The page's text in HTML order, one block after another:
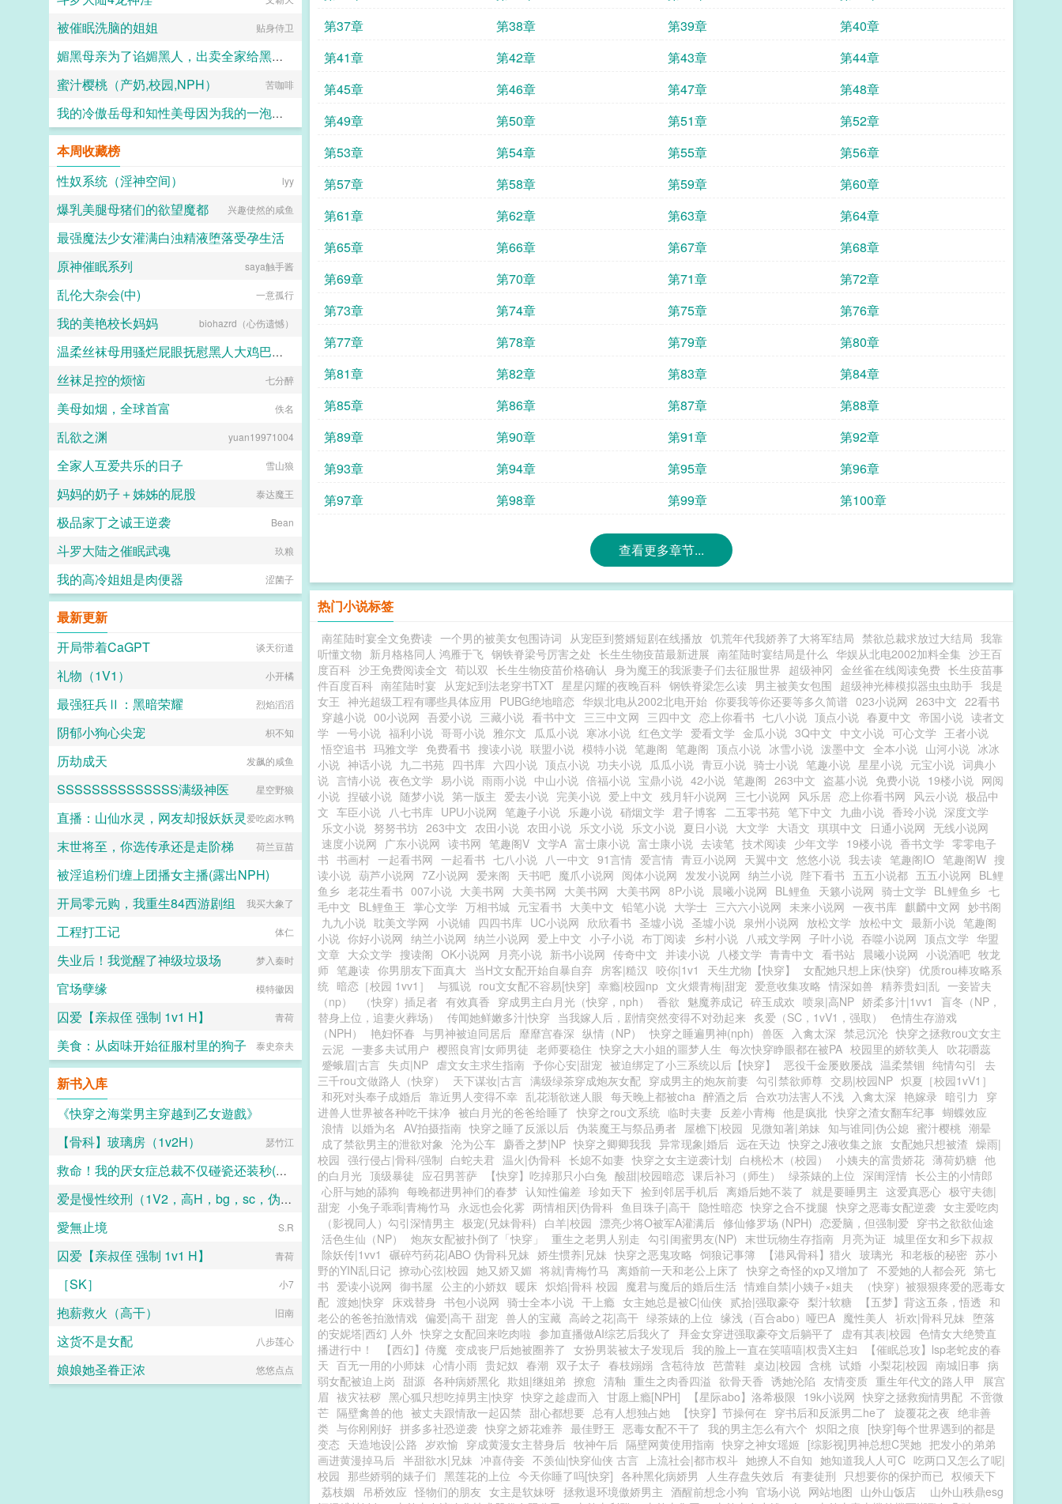
第37章
第38章 第39章
第40章
第41章
第42章 第43章
第44章
第45章
第46章 第47章
第48章
第49章
第50章 第51章
第52章
第53章
第54章 第55章
第56章
第57章
第58章 第59章
第60章
第61章
第62章 第63章
第64章
第65章
第66章 第67章
第68章
第69章
第70章 第71章
第72章
第73章
第74章 第75章
第76章
第77章
第78章 第79章
第80章
第81章
第82章 第83章
第84章
第85章
第86章 第87章
第88章
第89章
第90章 第91章
第92章
第93章
第94章 第95章
第96章
第97章
第98章 第99章 第100章
查看更多章节...
热门小说标签
南笙陆时宴全文免费读 一个男的被美女包围诗词 从宠臣到赘婿短剧在线播放 饥荒年代我娇养了大将军结局 禁欲总裁求放过大结局 我靠
听懂文物 新月格格同人 鸿雁于飞 钢铁脊梁号厉害之处 长生生物疫苗最新进展 南笙陆时宴结局是什么 华娱从北电2002加料全集 沙王百
度百科 沙王免费阅读全文 荀以双 长生生物疫苗价格确认 身为魔王的我派妻子们去征服世界 超级神冈 金丝雀在线阅读免费 长生疫苗事
件百度百科 南笙陆时宴 从宠妃到法老穿书TXT 星星闪耀的夜晚百科 钢铁脊梁怎么读 男主被美女包围 超级神光棒模拟器虫虫助手 我是
女王 神光超级工程有哪些具体应用 PUBG绝地暗恋 华娱北电从2002北电开始 你要我等你还要等多久简谱 023小说网 263中文 22看书
穿越小说 00小说网 吾爱小说 三藏小说 看书中文 三三中文网 三四中文 恋上你看书 七八小说 顶点小说 春夏中文 帝国小说 读者文
学 一号小说 福利小说 哥哥小说 雅尔文 瓜瓜小说 寒冰小说 红色文学 爱看文学 金瓜小说 3Q中文 中文小说 可心文学 王者小说
悟空追书 玛雅文学 免费看书 搜读小说 联盟小说 模特小说 笔趣阁 笔趣阁 顶点小说 冰雪小说 泼墨中文 全本小说 山河小说 冰冰
小说 神话小说 九二书苑 四书库 六四小说 顶点小说 功夫小说 瓜瓜小说 青豆小说 骑士小说 笔趣小说 星星小说 元宝小说 词典小
说 言情小说 夜色文学 易小说 雨雨小说 中山小说 倍福小说 宝鼎小说 42小说 笔趣阁 263中文 盗墓小说 免费小说 19楼小说 网阅
小说 捏破小说 随梦小说 第一版主 爱去小说 完美小说 爱上中文 残月轩小说网 三七小说网 风乐居 恋上你看书网 风云小说 极品中
文 车臣小说 八七书库 UPU小说网 笔趣子小说 乐趣小说 硝烟文学 君子博客 二五零书苑 笔下中文 九曲小说 香玲小说 深度文学
乐文小说 努努书坊 263中文 农田小说 农田小说 乐文小说 乐文小说 夏日小说 大文学 大语文 琪琪中文 日通小说网 无线小说网
速度小说网 广东小说网 读书网 笔趣阁V 文学A 富士康小说 富士康小说 去读笔 技术阅读 少年文学 19楼小说 香书文学 零零电子
书 书画村 一起看书网 一起看书 七八小说 八一中文 91言情 爱言情 青豆小说网 天翼中文 悠悠小说 我去读 笔趣阁IO 笔趣阁W 搜
读小说 葫芦小说网 7Z小说网 爱来阁 天书吧 魔爪小说网 阅体小说网 发发小说网 纳兰小说 陛下看书 五五小说都 五五小说网 BL鲤
鱼乡 老花生看书 007小说 大美书网 大美书网 大美书网 大美书网 8P小说 晨曦小说网 BL鲤鱼 天籁小说网 骑士文学 BL鲤鱼乡 七
毛中文 BL鲤鱼王 掌心文学 万相书城 元宝看书 大美中文 铅笔小说 大学士 三六六小说网 未来小说网 一夜书库 麒麟中文网 妙书阁
九九小说 耽美文学网 小说铺 四四书库 UC小说网 欣欣看书 圣墟小说 圣墟小说 泉州小说网 放松文学 放松中文 最新小说 笔趣阁
小说 你好小说网 纳兰小说网 纳兰小说网 爱上中文 小子小说 布丁阅读 乡村小说 八戒文学网 子叶小说 吞噬小说网 顶点文学 华盟
文章 大众文学 搜读阁 OK小说网 月亮小说 新书小说网 传奇中文 并读小说 八楼文学 青青中文 看书站 晨曦小说网 小说酒吧 牧龙
师 笔趣读 你男朋友下面真大 当H文女配开始自暴自弃 房客|糙汉 咬你|1v1 天生尤物【快穿】 女配她只想上床(快穿) 优质rou棒攻略系
统 暗恋［校园 1vv1］ 与狐说 rou文女配不容易[快穿] 幸瘾|校园np 文火煨青梅|甜宠 爱意收集攻略 情深如兽 精养贵妇|乱 一妾皆夫
（np）
（快穿）插足者 有效真香 穿成男主白月光（快穿，nph） 香欲 魅魔养成记 碎玉成欢 喷泉|高NP 娇柔多汁|1vv1
盲冬（NP，
替身上位，追妻火葬场）
传闻她鲜嫩多汁|快穿 当我嫁人后，剧情突然变得不对劲起来 炙爱（SC，1vV1，强取）
色情生存游戏
（NPH）
艳妇怀春 与男神被迫同居后 靡靡宫春深 纵情（NP） 快穿之睡遍男神(nph) 兽医 入禽太深 禁忌沉沦 快穿之拯救rou文女主
云泥 一妻多夫试用户 樱照良宵|女师男徒 老师要稳住 快穿之大小姐的噩梦人生 每次快穿睁眼都在被PA 校园里的娇软美人
吹花嚼蕊
蹙蛾眉|古言 失贞|NP 虐文女主求生指南 予你心安|甜宠 被迫绑定了小三系统以后【快穿】 恶役千金屡败屡战 温柔禁锢 纯情勾引
去
三千rou文做路人（快穿）
天下谋妆|古言 满级绿茶穿成炮灰女配 穿成男主的炮灰前妻 勾引禁欲师尊 交易|校园NP 炽夏［校园1vV1］
和死对头奉子成婚后 靠近男人变得不幸 乱花渐欲迷人眼 每天晚上都被cha 醉酒之后 合欢功法害人不浅 入禽太深 艳嫁录 暗引力
穿
进兽人世界被各种吃干抹净 被白月光的爸爸给睡了 快穿之rou文系统 临时夫妻 反差小青梅 他是疯批 快穿之渣女翻车纪事 蝴蝶效应
浪情 以婚为名 AV拍摄指南 快穿之睡了反派以后 伪装魔王与祭品勇者 屋檐下|校园 见微知著|弟妹 知与谁同|伪公媳 蜜汁樱桃 潮晕
成了禁欲男主的泄欲对象 沦为公车 麝香之梦|NP 快穿之卿卿我我 异常现象|婚后 远在天边 快穿之J液收集之旅 女配她只想被渣 燥雨|
校园 强行侵占|骨科/强制 白蛇夫君 温火|伪骨科 长媳不如妻 快穿之女主逆袭计划 白桃松木（校园） 小姨夫的富贵娇花 薄荷奶糖 他
的白月光 顶级暴徒 应召男菩萨 【快穿】吃掉那只小白兔 酸甜|校园暗恋 课后补习（师生） 绿茶婊的上位 深闺淫情 长公主的小情郎
心肝与她的舔狗 每晚都进男神们的春梦 认知性偏差 珍如天下 捡到邻居手机后 离婚后她不装了 就是要睡男主 这爱真恶心 极守夫德|
甜宠 小兔子乖乖|青梅竹马 永远也会化雾 两情相厌|伪骨科 鱼目珠子|高干 隐性暗恋 快穿之合不拢腿 快穿之恶毒女配逆袭 女主爱吃肉
（影视同人）勾引深情男主 极宠(兄妹骨科) 白羊|校园 漂亮少将O被军A灌满后 修仙修罗场 (NPH) 恋爱脑，但强制爱 穿书之欲欲仙途
活色生仙（NP）
炮灰女配被扑倒了「快穿」 重生之老男人别走 勾引闺蜜男友(NP) 末世玩物生存指南 月亮为证 城里侄女和乡下叔叔
除妖传|1vv1
碾碎芍药花|ABO 伪骨科兄妹 娇生惯养|兄妹 快穿之恶鬼攻略 饲狼记事簿 【港风骨科】猎火 玻璃光 和老板的秘密 苏小
野的YIN乱日记 撩动心弦|校园 她又娇又媚 将就|青梅竹马 离婚前一天和老公上床了 快穿之奇怪的xp又增加了 不爱她的人都会死 第七
书 爱读小说网 御书屋 公主的小娇奴 暖床 炽焰|骨科 校园 魔君与魔后的婚后生活 情难自禁|小姨子×姐夫
（快穿）被狠狠疼爱的恶毒女
配 渡她|快穿 床戏替身 书包小说网 骑士全本小说 干上瘾 女主她总是被C|仙侠 贰拾|强取豪夺 梨汁软糖 【五梦】背这五条，悟透 和
老公的爸爸拍激情戏 偏爱|高干 甜宠 兽人的宝藏 高岭之花|高干 绿茶婊的上位 缘浅（百合abo）哑巴A 魔性美人 祈欢|骨科兄妹 堕落
的安妮塔|西幻 人外 快穿之女配回来吃肉啦 参加直播做AI综艺后我火了 拜金女穿进强取豪夺文后躺平了 虚有其表|校园 色情女大绝赞直
播进行中！
【西幻】侍魔 变成丧尸后她被圈养了 女扮男装被太子发现后 我的脸上一直在笑嘻嘻|权贵X主妇
【催眠总攻】lsp老蛇皮的春
天 百无一用的小师妹 心情小雨 贵妃奴 春潮 双子太子 春枝嫋嫋 含苞待放 芭蕾鞋 桌边|校园 含桃 试婚 小梨花|校园 南城旧事 病
弱女配被迫上岗 甜源 各种病娇黑化 欺姐|继姐弟 撩愈 清釉 重生之肉香四溢 欲骨天香 诱她沦陷 友情变质 重生年代文的路人甲
展宫
眉 袚灾祛秽 黑心狐只想吃掉男主|快穿 快穿之趁虚而入 甘愿上瘾[NPH] 【星际abo】洛希极限 19k小说网 快穿之拯救痴情男配 不啻微
芒 隔壁禽兽的他 被丈夫跟情敌一起囚禁 甜心都想要 总有人想独占她 【快穿】节操何在 穿书后和反派男二he了 旋覆花之夜 绝非善
类 与你刚刚好 拼多多社恐逆袭 快穿之娇花难养 最佳野王 恶毒女配不干了 我的男主怎么有六个 炽阳之痕 [快穿]每个世界遇到的都是
变态 天造地设|公路 岁欢愉 穿成黄漫女主替身后 牧神午后 隔壁网黄使用指南 快穿之神女瑶姬 [综影视]男神总想C哭她 把发小的弟弟
画进黄漫掉马后 半甜欲水|兄妹 冲喜侍妾 不羡仙|快穿仙侠 古言 上流社会|都市权斗 她撩人不自知 她知道我人人可C 吃两口又怎么了呢|
校园 那些娇弱的婊子们 黑莲花的上位 今天你睡了吗[快穿] 各种黑化病娇男 人生存盘失效后 有妻徒刑 只想要你的保护而已 权倾天下
荔枝姻
吊桥效应 怪物们的朋友 女主是软妹呀 拯救退环境傲娇男主 酒醒前想念小狗 官场小说 网站地图 山外山饭店
山外山秩鼎esg
被催眠洗脑的姐姐 贴身侍卫
媚黑母亲为了谄媚黑人，出卖全家给黑人当性奴
catmilf
蜜汁樱桃（产奶,校园,NPH） 苦咖啡
我的冷傲岳母和知性美母因为我的一泡精液成为了熟女便器 (无绿版)
本周收藏榜
性奴系统（淫神空间）
lyy
爆乳美腿母猪们的欲望魔都 兴趣使然的咸鱼
最强魔法少女灌满白浊精液堕落受孕生活
水少多文酱
原神催眠系列 saya触手酱
乱伦大杂会(中) 一意孤行
我的美艳校长妈妈 biohazrd（心伤遗憾）
温柔丝袜母用骚烂屁眼抚慰黑人大鸡巴的淫乱群交摄影记录
佚名
丝袜足控的烦恼 七分醉
美母如烟，全球首富 佚名
乱欲之渊 yuan19971004
全家人互爱共乐的日子 雪山狼
妈妈的奶子＋姊姊的屁股 泰达魔王
极品家丁之诚王逆袭 Bean
斗罗大陆之催眠武魂 玖粮
我的高冷姐姐是肉便器 涩菌子
最新更新
开局带着CaGPT
谈天衍道
礼物（1V1） 小开橘
最强狂兵Ⅱ：黑暗荣耀 烈焰滔滔
阴郁小狗心尖宠 枳不知
历劫成天 发飙的咸鱼
SSSSSSSSSSSSSS满级神医 星空野狼
直播：山仙水灵，网友却报妖妖灵爱吃卤水鸭
末世将至，你选传承还是走阶梯 荷兰豆苗
被淫追粉们缠上团播女主播(露出NPH)
你在流泪吗
开局零元购，我重生84西游剧组 我买大象了
工程打工记 体仁
失业后！我觉醒了神级垃圾场 梦入秦时
官场孽缘 模特徽因
囚爱【亲叔侄 强制 1v1 H】 青荷
美食：从卤味开始征服村里的狗子 泰史奈夫
新书入库
《快穿之海棠男主穿越到乙女遊戲》
河神吃肉
【骨科】玻璃房（1v2H） 瑟竹江
救命！我的厌女症总裁不仅碰瓷还装秒(调教高H 1v1)
连山会爱是慢性绞刑（1V2，高H，bg，sc，伪骨科）
龙华
愛無止境 S.R
囚爱【亲叔侄 强制 1v1 H】 青荷
［SK］ 小7
抱薪救火（高干） 旧南
这货不是女配 八步莲心
娘娘她圣眷正浓 悠悠点点